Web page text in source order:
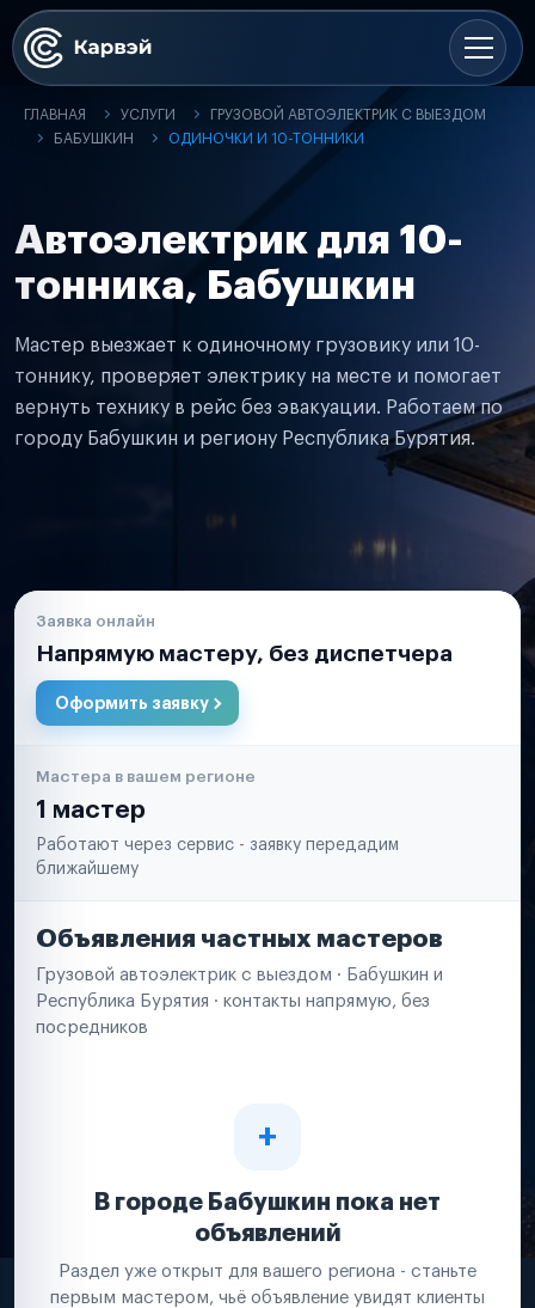
ГЛАВНАЯ УСЛУГИ
ГРУЗОВОЙ АВТОЭЛЕКТРИК С ВЫЕЗДОМ
БАБУШКИН
ОДИНОЧКИ И 10-ТОННИКИ
Автоэлектрик для 10-
тонника, Бабушкин
Мастер выезжает к одиночному грузовику или 10-
тоннику, проверяет электрику на месте и помогает
вернуть технику в рейс без эвакуации. Работаем по
городу Бабушкин и региону Республика Бурятия.
Заявка онлайн
Напрямую мастеру, без диспетчера
Оформить заявку
Мастера в вашем регионе
1 мастер
Работают через сервис - заявку передадим
ближайшему
Объявления частных мастеров
Грузовой автоэлектрик с выездом · Бабушкин и
Республика Бурятия · контакты напрямую, без
посредников
В городе Бабушкин пока нет
объявлений
Раздел уже открыт для вашего региона - станьте
первым мастером, чьё объявление увидят клиенты